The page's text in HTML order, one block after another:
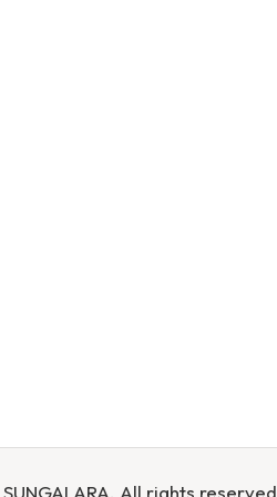
ARA. All rights reserved.